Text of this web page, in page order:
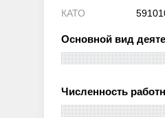
КАТО
Основной вид
Численность